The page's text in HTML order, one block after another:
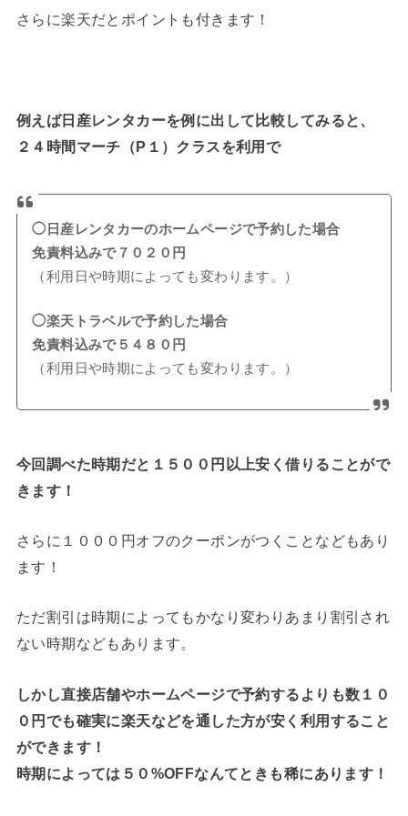
さらに楽天だとポイントも付きます！
例えば日産レンタカーを例に出して比較してみると、
２４時間マーチ（P１）クラスを利用で
◯日産レンタカーのホームページで予約した場合
免責料込みで７０２０円
（利用日や時期によっても変わります。）
◯楽天トラベルで予約した場合
免責料込みで５４８０円
（利用日や時期によっても変わります。）
今回調べた時期だと１５００円以上安く借りることがで
きます！
さらに１０００円オフのクーポンがつくことなどもあり
ます！
ただ割引は時期によってもかなり変わりあまり割引され
ない時期などもあります。
しかし直接店舗やホームページで予約するよりも数１０
０円でも確実に楽天などを通した方が安く利用すること
ができます！
時期によっては５０%OFFなんてときも稀にあります！